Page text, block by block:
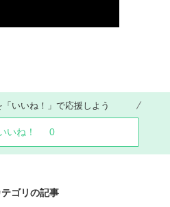
いいね！」で応援しよう
いね！ 0
ゴリの記事